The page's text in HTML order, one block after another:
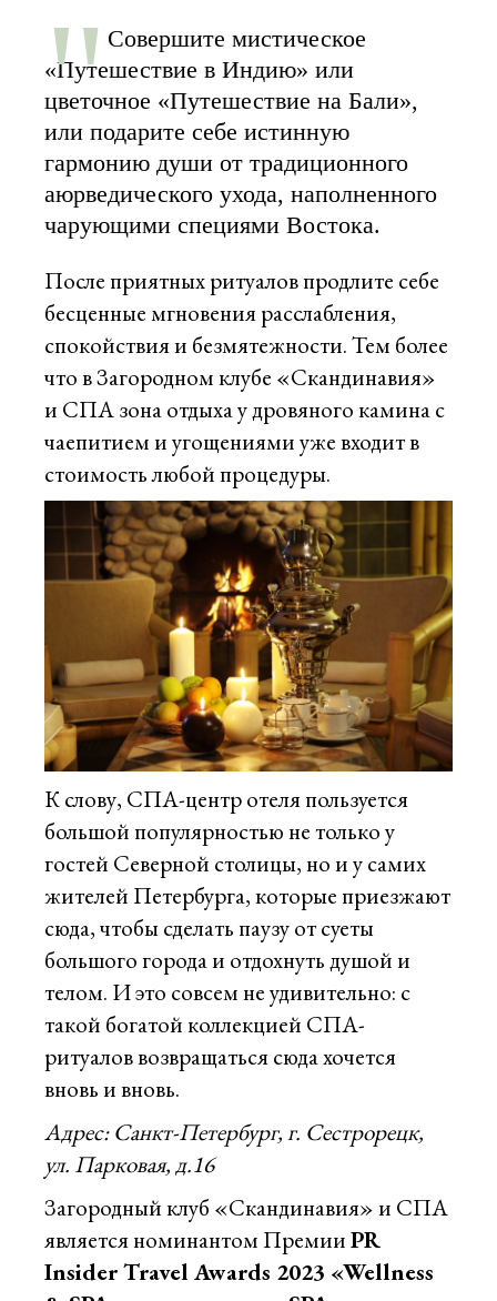
Совершите мистическое
«Путешествие в Индию» или
цветочное «Путешествие на Бали»,
или подарите себе истинную
гармонию души от традиционного
аюрведического ухода, наполненного
чарующими специями Востока.
После приятных ритуалов продлите себе
бесценные мгновения расслабления,
спокойствия и безмятежности. Тем более
что в Загородном клубе «Скандинавия»
и СПА зона отдыха у дровяного камина с
чаепитием и угощениями уже входит в
стоимость любой процедуры.
К слову, СПА-центр отеля пользуется
большой популярностью не только у
гостей Северной столицы, но и у самих
жителей Петербурга, которые приезжают
сюда, чтобы сделать паузу от суеты
большого города и отдохнуть душой и
телом. И это совсем не удивительно: с
такой богатой коллекцией СПА-
ритуалов возвращаться сюда хочется
вновь и вновь.
Адрес: Санкт-Петербург, г. Сестрорецк,
ул. Парковая, д.16
Загородный клуб «Скандинавия» и СПА
является номинантом ПремииPR
Insider Travel Awards 2023 «Wellness